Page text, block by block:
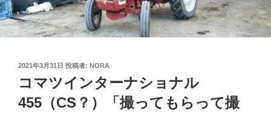
投
日:
2021年3月31日 投稿者: NORA
コマツインターナショナル
455（CS？）「撮ってもらって撮